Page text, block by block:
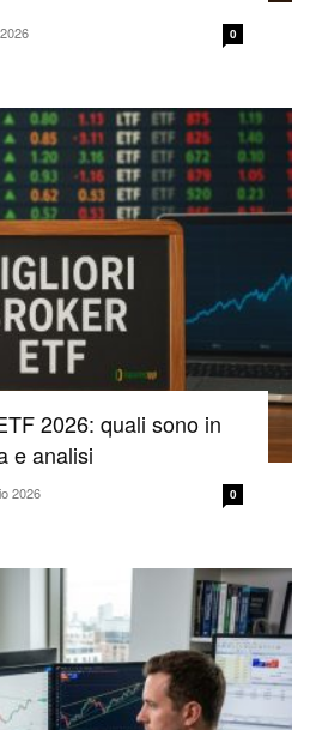
0
2026: quali sono in
e analisi
2026 0